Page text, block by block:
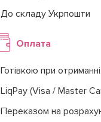
До складу Укрпошти
Оплата
Готівкою при
LiqPay (Visa / Master
Переказом на